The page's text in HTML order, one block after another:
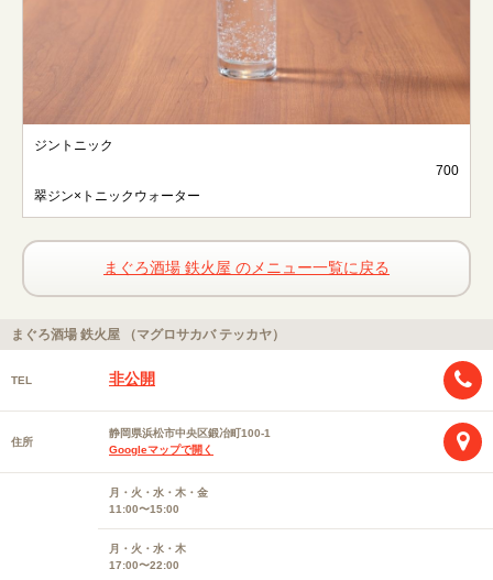
ジントニック
700
翠ジン×トニックウォーター
まぐろ酒場 鉄火屋 のメニュー一覧に戻る
まぐろ酒場 鉄火屋 （マグロサカバ テッカヤ）
TEL 非公開
住所
静岡県浜松市中央区鍛冶町100-1
Googleマップで開く
月・火・水・木・金
11:00〜15:00
月・火・水・木
17:00〜22:00